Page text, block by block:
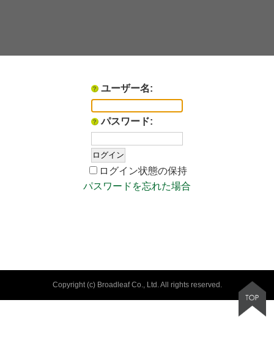
ユーザー名:
パスワード:
ログイン状態の保持
パスワードを忘れた場合
Copyright (c) Broadleaf Co., Ltd. All rights reserved.